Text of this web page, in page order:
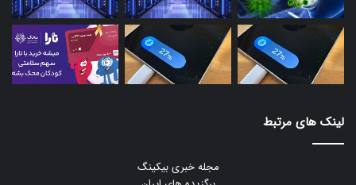
لینک های مرتبط
مجله خبری بیکینگ